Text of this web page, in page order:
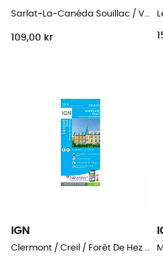
Sarlat-La-Canéda Souillac / Vallée De La Dordogne
109,00 kr
IGN
Clermont / Creil / Forêt De Hez / Froidmont